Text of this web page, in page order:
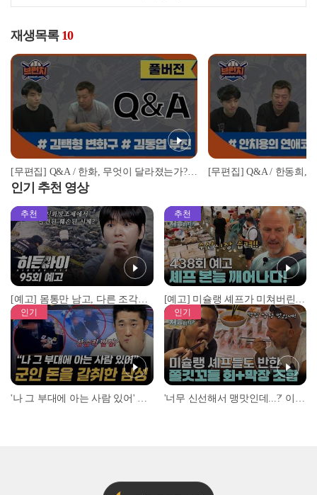
재생목록 10
[무편집] Q&A / 한화, 무엇이 달라졌는가? / 시즌 첫 트레이드 누가 더 이득? | #베이스볼런치 #아쿠아픽 2022.04.25
인기 추천 영상
추천
[예고] 몸통만 남고, 다른 조각은 어디에..? 시화호에서 드러난 충격적인 토막 살인사건!
추천
[예고] 미슐랭 셰프가 미쳐버린 이유! 본능이 깨어난 사건은?
인기 인기